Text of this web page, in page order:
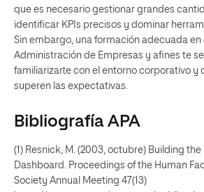
que es necesario gestionar grandes
identificar KPIs precisos y dominar
Sin embargo, una formación adecuada
Administración de Empresas y afines te
familiarizarte con el entorno corporativo y
superen las expectativas.
Bibliografía APA
(1) Resnick, M. (2003, octubre) Building
Dashboard. Proceedings of the Human
Society Annual Meeting 47(13)